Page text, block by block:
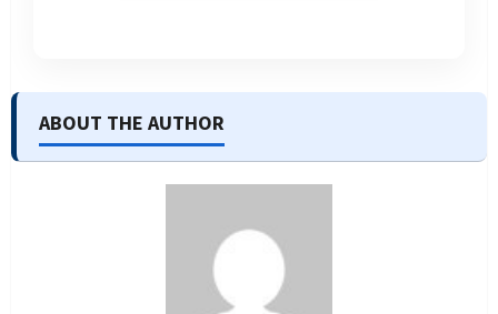
ABOUT THE AUTHOR